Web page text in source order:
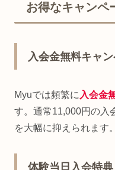
お得なキャンペ
入会金無料キャ
Myuでは頻繁に 入会金
す。通常11,000円の入
を大幅に抑えられます。
体験当日入会特典